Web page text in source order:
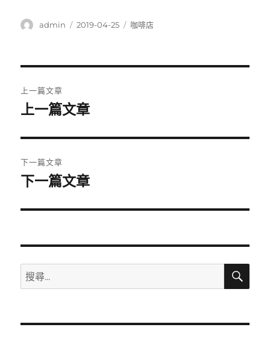
作
admin
發
2019-04-25
分
咖啡店
章
覽
上一篇文章
上
篇
文
章:
上一篇文章
下一篇文章
下
篇
章:
下一篇文章
搜
尋
鍵
搜